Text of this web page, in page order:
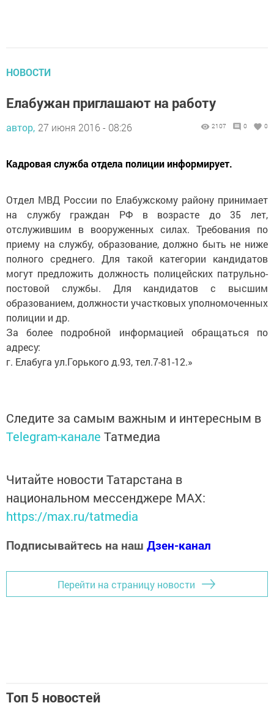
НОВОСТИ
Елабужан приглашают на работу
автор, 27 июня 2016 - 08:26 2107 0 0
Кадровая служба отдела полиции информирует.
Отдел МВД России по Елабужскому району принимает
на службу граждан РФ в возрасте до 35 лет,
отслужившим в вооруженных силах. Требования по
приему на службу, образование, должно быть не ниже
полного среднего. Для такой категории кандидатов
могут предложить должность полицейских патрульно-
постовой службы. Для кандидатов с высшим
образованием, должности участковых уполномоченных
полиции и др.
За более подробной информацией обращаться по
адресу:
г. Елабуга ул.Горького д.93, тел.7-81-12.»
Следите за самым важным и интересным в
Telegram-канале Татмедиа
Читайте новости Татарстана в
национальном мессенджере MАХ:
https://max.ru/tatmedia
Подписывайтесь на наш Дзен-канал
Перейти на страницу новости
Топ 5 новостей